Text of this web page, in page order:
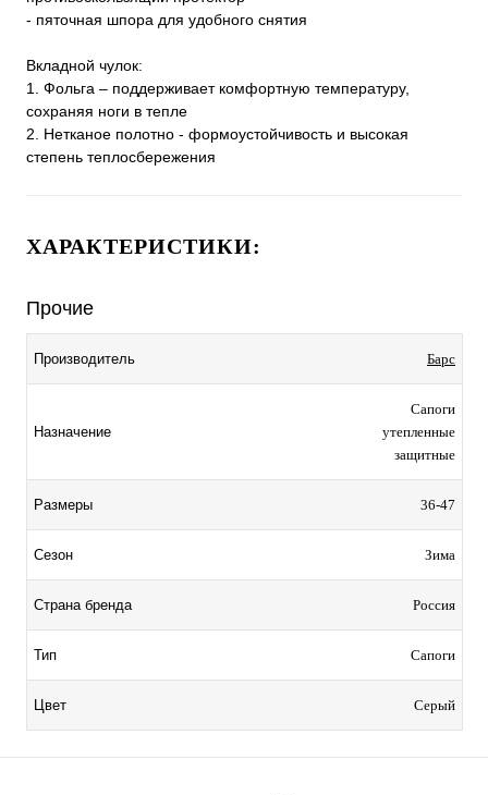
- пяточная шпора для удобного снятия
Вкладной чулок:
1. Фольга – поддерживает комфортную температуру,
сохраняя ноги в тепле
2. Нетканое полотно - формоустойчивость и высокая
степень теплосбережения
ХАРАКТЕРИСТИКИ:
Прочие
Производитель Барс
Назначение
Сапоги
утепленные
защитные
Размеры 36-47
Сезон Зима
Страна бренда Россия
Тип Сапоги
Цвет Серый